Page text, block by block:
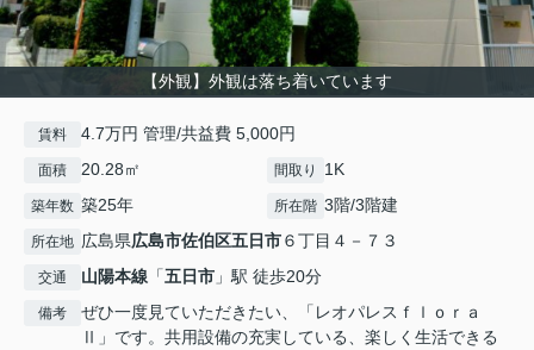
【外観】外観は落ち着いています
賃料 4.7万円 管理/共益費 5,000円
面積 20.28㎡ 間取り 1K
築年数 築25年 所在階 3階/3階建
所在地 広島県広島市佐伯区五日市６丁目４－７３
交通 山陽本線 「五日市 」駅 徒歩20分
備考
ぜひ一度見ていただきたい、「レオパレスｆｌｏｒａ
Ⅱ」です。共用設備の充実している、楽しく生活できる